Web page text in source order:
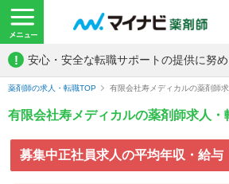
! 安心・安全な転職サポートの提供に努め
薬剤師の求人・転職TOP 有限会社寿メディカルの薬剤師
有限会社寿メディカルの薬剤師求人・
募集中正社員求人の平均年収・給与